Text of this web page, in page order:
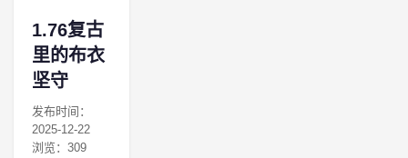
1.76复古
里的布衣
坚守
发布时间：
2025-12-22
浏览：309